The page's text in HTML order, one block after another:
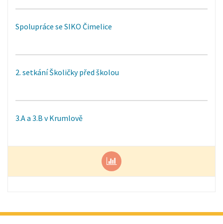
Spolupráce se SIKO Čimelice
2. setkání Školičky před školou
3.A a 3.B v Krumlově